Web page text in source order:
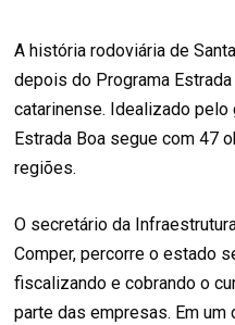
A história rodoviária de
depois do Programa
catarinense. Idealizado
Estrada Boa segue com 47
regiões.
O secretário da
Comper, percorre o estado
fiscalizando e cobrando o
parte das empresas. Em